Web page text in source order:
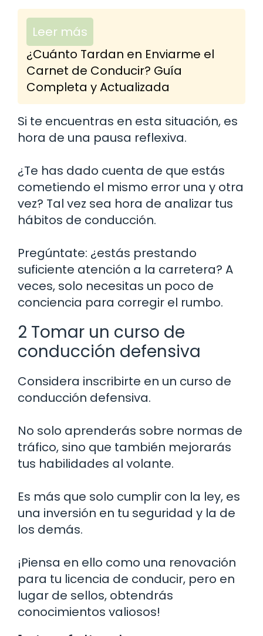
Leer más
¿Cuánto Tardan en Enviarme el
Carnet de Conducir? Guía
Completa y Actualizada
Si te encuentras en esta situación, es
hora de una pausa reflexiva.
¿Te has dado cuenta de que estás
cometiendo el mismo error una y otra
vez? Tal vez sea hora de analizar tus
hábitos de conducción.
Pregúntate: ¿estás prestando
suficiente atención a la carretera? A
veces, solo necesitas un poco de
conciencia para corregir el rumbo.
2 Tomar un curso de
conducción defensiva
Considera inscribirte en un curso de
conducción defensiva.
No solo aprenderás sobre normas de
tráfico, sino que también mejorarás
tus habilidades al volante.
Es más que solo cumplir con la ley, es
una inversión en tu seguridad y la de
los demás.
¡Piensa en ello como una renovación
para tu licencia de conducir, pero en
lugar de sellos, obtendrás
conocimientos valiosos!